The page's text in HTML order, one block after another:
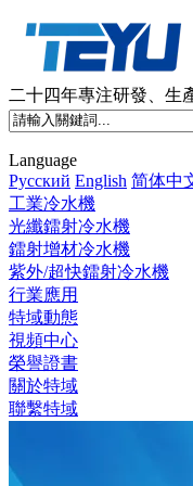
二十四年專注研發、生
Language
Pусский English 简体中
工業冷水機
光纖鐳射冷水機
鐳射增材冷水機
紫外/超快鐳射冷水機
行業應用
特域動態
視頻中心
榮譽證書
關於特域
聯繫特域